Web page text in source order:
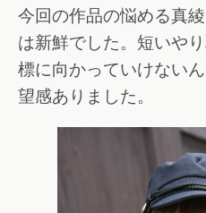
今回の作品の悩める真
は新鮮でした。短いや
標に向かっていけない
望感ありました。